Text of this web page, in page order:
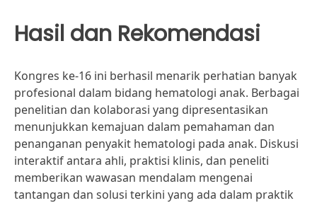
Hasil dan Rekomendasi
Kongres ke-16 ini berhasil menarik perhatian banyak
profesional dalam bidang hematologi anak. Berbagai
penelitian dan kolaborasi yang dipresentasikan
menunjukkan kemajuan dalam pemahaman dan
penanganan penyakit hematologi pada anak. Diskusi
interaktif antara ahli, praktisi klinis, dan peneliti
memberikan wawasan mendalam mengenai
tantangan dan solusi terkini yang ada dalam praktik